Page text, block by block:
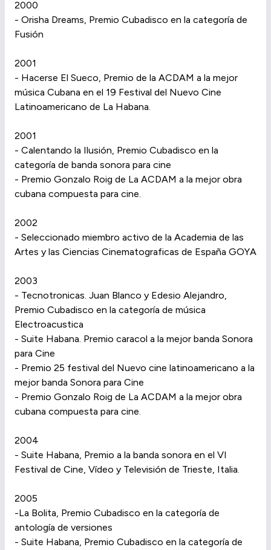
2000
- Orisha Dreams, Premio Cubadisco en la categoría de
Fusión
2001
- Hacerse El Sueco, Premio de la ACDAM a la mejor
música Cubana en el 19 Festival del Nuevo Cine
Latinoamericano de La Habana.
2001
- Calentando la Ilusión, Premio Cubadisco en la
categoría de banda sonora para cine
- Premio Gonzalo Roig de La ACDAM a la mejor obra
cubana compuesta para cine.
2002
- Seleccionado miembro activo de la Academia de las
Artes y las Ciencias Cinematograficas de España GOYA
2003
- Tecnotronicas. Juan Blanco y Edesio Alejandro,
Premio Cubadisco en la categoría de música
Electroacustica
- Suite Habana. Premio caracol a la mejor banda Sonora
para Cine
- Premio 25 festival del Nuevo cine latinoamericano a la
mejor banda Sonora para Cine
- Premio Gonzalo Roig de La ACDAM a la mejor obra
cubana compuesta para cine.
2004
- Suite Habana, Premio a la banda sonora en el VI
Festival de Cine, Vídeo y Televisión de Trieste, Italia.
2005
-La Bolita, Premio Cubadisco en la categoría de
antología de versiones
- Suite Habana, Premio Cubadisco en la categoría de